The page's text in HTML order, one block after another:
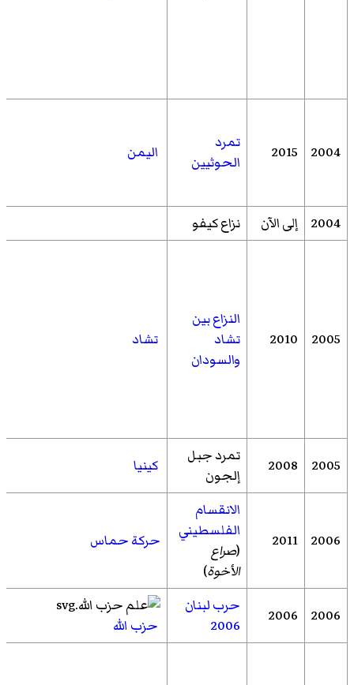
2004
2015
تمرد
الحوثيين
اليمن
2004 إلى الآن نزاع كيفو
2005
2010
النزاع بين
تشاد
والسودان
تشاد
2005
2008
تمرد جبل
إلجون
كينيا
2006
2011
الانقسام
الفلسطيني
(صراع
الأخوة)
حركة حماس
2006
2006
حرب لبنان
2006
حزب الله